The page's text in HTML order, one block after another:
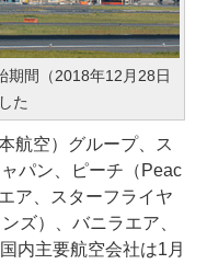
期間（2018年12月28日
た
航空）グループ、ス
パン、ピーチ（Peac
ア、スターフライヤ
ズ）、バニラエア、
内主要航空会社は1月